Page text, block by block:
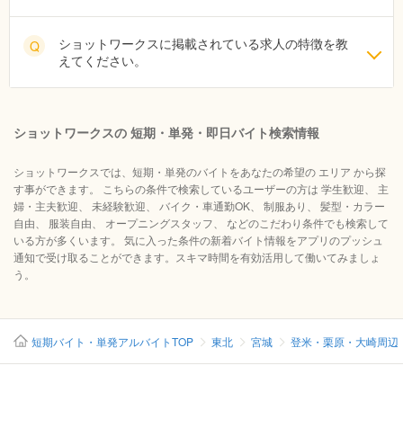
Q
ショットワークスに掲載されている求人の特徴を教
えてください。
ショットワークスの 短期・単発・即日バイト検索情報
ショットワークスでは、短期・単発のバイトをあなたの希望の エリア から探
す事ができます。 こちらの条件で検索しているユーザーの方は 学生歓迎、 主
婦・主夫歓迎、 未経験歓迎、 バイク・車通勤OK、 制服あり、 髪型・カラー
自由、 服装自由、 オープニングスタッフ、 などのこだわり条件でも検索して
いる方が多くいます。 気に入った条件の新着バイト情報をアプリのプッシュ
通知で受け取ることができます。スキマ時間を有効活用して働いてみましょ
う。
短期バイト・単発アルバイトTOP 東北 宮城 登米・栗原・大崎周辺